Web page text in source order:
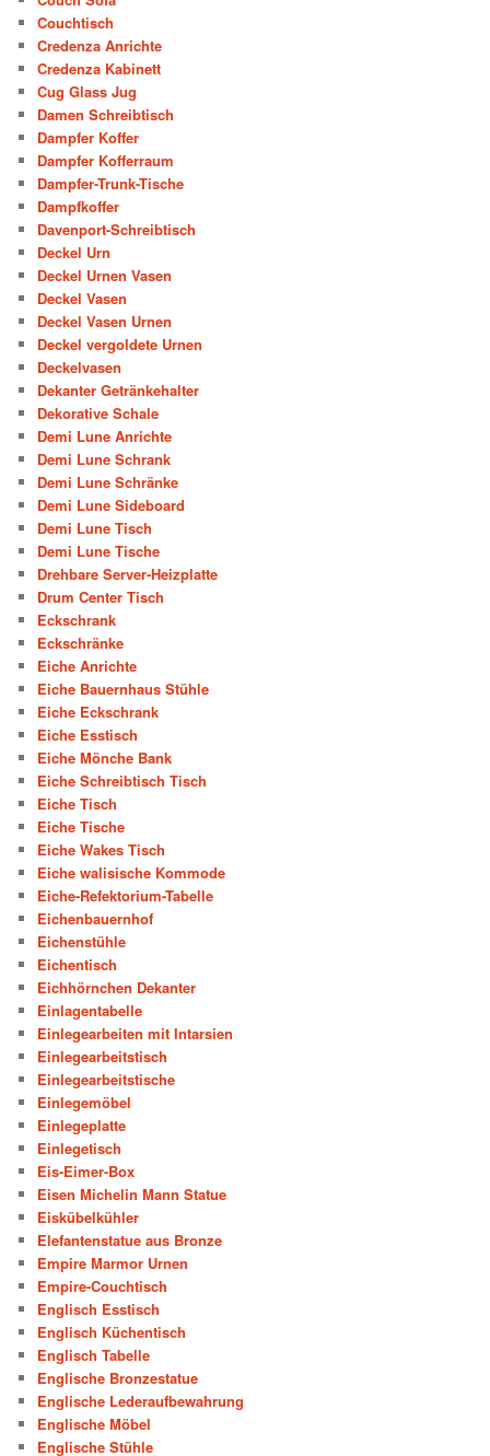
Couchtisch
Credenza Anrichte
Credenza Kabinett
Cug Glass Jug
Damen Schreibtisch
Dampfer Koffer
Dampfer Kofferraum
Dampfer-Trunk-Tische
Dampfkoffer
Davenport-Schreibtisch
Deckel Urn
Deckel Urnen Vasen
Deckel Vasen
Deckel Vasen Urnen
Deckel vergoldete Urnen
Deckelvasen
Dekanter Getränkehalter
Dekorative Schale
Demi Lune Anrichte
Demi Lune Schrank
Demi Lune Schränke
Demi Lune Sideboard
Demi Lune Tisch
Demi Lune Tische
Drehbare Server-Heizplatte
Drum Center Tisch
Eckschrank
Eckschränke
Eiche Anrichte
Eiche Bauernhaus Stühle
Eiche Eckschrank
Eiche Esstisch
Eiche Mönche Bank
Eiche Schreibtisch Tisch
Eiche Tisch
Eiche Tische
Eiche Wakes Tisch
Eiche walisische Kommode
Eiche-Refektorium-Tabelle
Eichenbauernhof
Eichenstühle
Eichentisch
Eichhörnchen Dekanter
Einlagentabelle
Einlegearbeiten mit Intarsien
Einlegearbeitstisch
Einlegearbeitstische
Einlegemöbel
Einlegeplatte
Einlegetisch
Eis-Eimer-Box
Eisen Michelin Mann Statue
Eiskübelkühler
Elefantenstatue aus Bronze
Empire Marmor Urnen
Empire-Couchtisch
Englisch Esstisch
Englisch Küchentisch
Englisch Tabelle
Englische Bronzestatue
Englische Lederaufbewahrung
Englische Möbel
Englische Stühle